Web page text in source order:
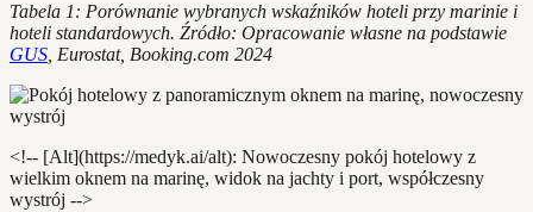
Tabela 1: Porównanie wybranych wskaźników hoteli przy marinie i
hoteli standardowych. Źródło: Opracowanie własne na podstawie
GUS , Eurostat, Booking.com 2024
<!-- [Alt](https://medyk.ai/alt): Nowoczesny pokój hotelowy z
wielkim oknem na marinę, widok na jachty i port, współczesny
wystrój -->